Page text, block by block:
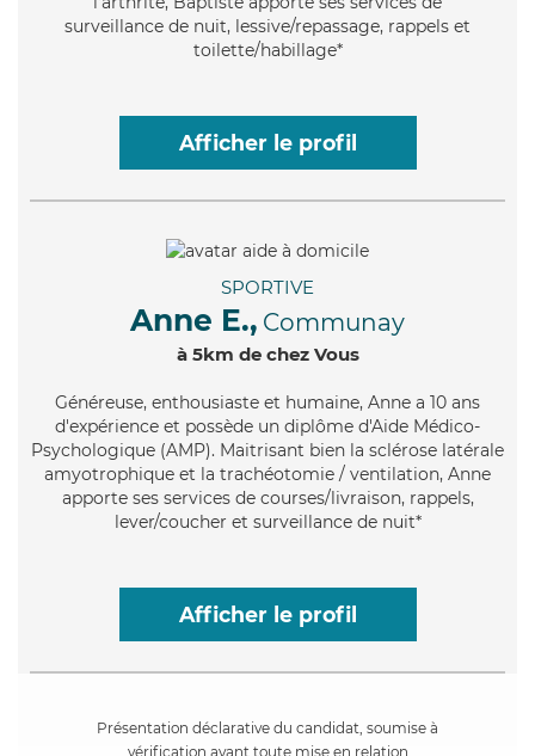
surveillance de nuit, lessive/repassage, rappels et
toilette/habillage*
Afficher le profil
SPORTIVE
Anne E., Communay
à 5km de chez Vous
Généreuse, enthousiaste et humaine, Anne a 10 ans
d'expérience et possède un diplôme d'Aide Médico-
Psychologique (AMP). Maitrisant bien la sclérose latérale
amyotrophique et la trachéotomie / ventilation, Anne
apporte ses services de courses/livraison, rappels,
lever/coucher et surveillance de nuit*
Afficher le profil
Présentation déclarative du candidat, soumise à
vérification avant toute mise en relation